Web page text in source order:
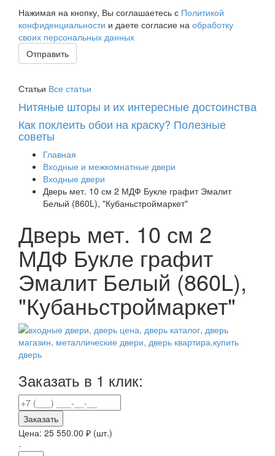
Нажимая на кнопку, Вы соглашаетесь с Политикой
конфиденциальности и даете согласие на обработку
своих персональных данных
Отправить
Статьи Все статьи
Нитяные шторы и их интересные достоинства
Как поклеить обои на краску? Полезные
советы
Главная
Входные и межкомнатные двери
Входные двери
Дверь мет. 10 см 2 МДФ Букле графит Эмалит
Белый (860L), "Кубаньстроймаркет"
Дверь мет. 10 см 2
МДФ Букле графит
Эмалит Белый (860L),
"Кубаньстроймаркет"
Заказать в 1 клик:
Заказать
Цена: 25 550.00 ₽ (шт.)
-